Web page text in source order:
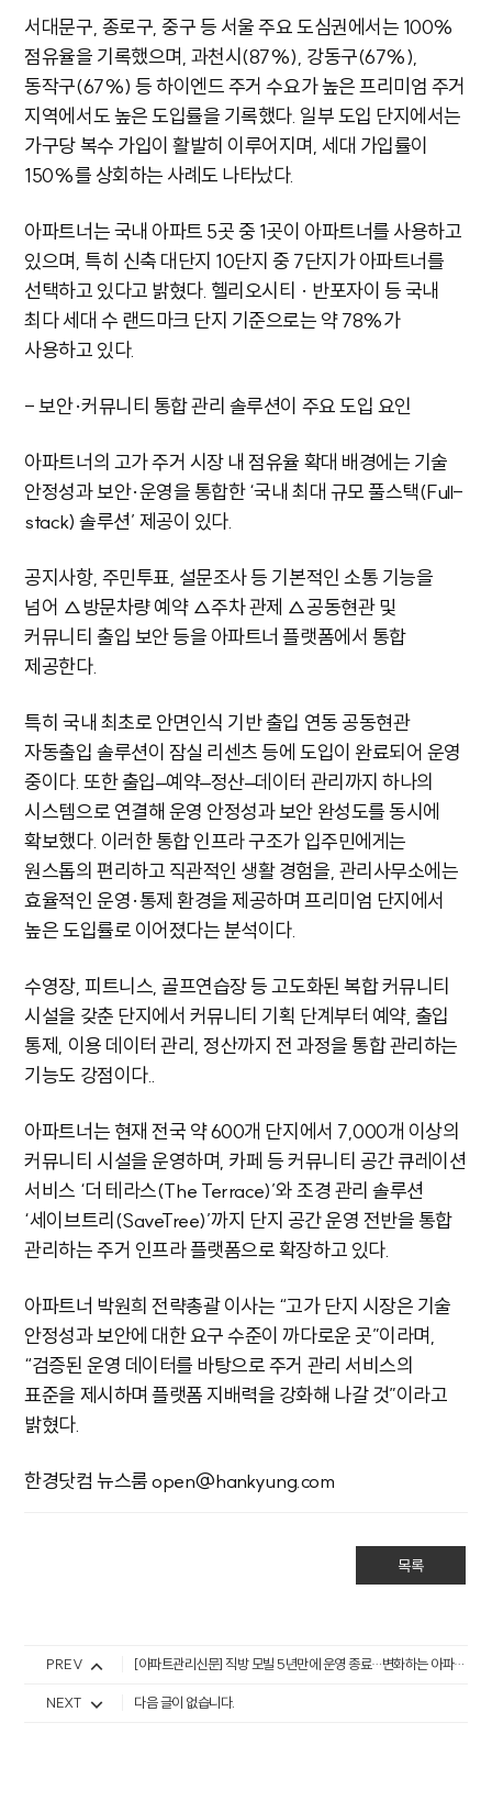
서대문구, 종로구, 중구 등 서울 주요 도심권에서는 100%
점유율을 기록했으며, 과천시(87%), 강동구(67%),
동작구(67%) 등 하이엔드 주거 수요가 높은 프리미엄 주거
지역에서도 높은 도입률을 기록했다. 일부 도입 단지에서는
가구당 복수 가입이 활발히 이루어지며, 세대 가입률이
150%를 상회하는 사례도 나타났다.
아파트너는 국내 아파트 5곳 중 1곳이 아파트너를 사용하고
있으며, 특히 신축 대단지 10단지 중 7단지가 아파트너를
선택하고 있다고 밝혔다. 헬리오시티 · 반포자이 등 국내
최다 세대 수 랜드마크 단지 기준으로는 약 78%가
사용하고 있다.
- 보안·커뮤니티 통합 관리 솔루션이 주요 도입 요인
아파트너의 고가 주거 시장 내 점유율 확대 배경에는 기술
안정성과 보안·운영을 통합한 ‘국내 최대 규모 풀스택(Full-
stack) 솔루션’ 제공이 있다.
공지사항, 주민투표, 설문조사 등 기본적인 소통 기능을
넘어 △방문차량 예약 △주차 관제 △공동현관 및
커뮤니티 출입 보안 등을 아파트너 플랫폼에서 통합
제공한다.
특히 국내 최초로 안면인식 기반 출입 연동 공동현관
자동출입 솔루션이 잠실 리센츠 등에 도입이 완료되어 운영
중이다. 또한 출입–예약–정산–데이터 관리까지 하나의
시스템으로 연결해 운영 안정성과 보안 완성도를 동시에
확보했다. 이러한 통합 인프라 구조가 입주민에게는
원스톱의 편리하고 직관적인 생활 경험을, 관리사무소에는
효율적인 운영·통제 환경을 제공하며 프리미엄 단지에서
높은 도입률로 이어졌다는 분석이다.
수영장, 피트니스, 골프연습장 등 고도화된 복합 커뮤니티
시설을 갖춘 단지에서 커뮤니티 기획 단계부터 예약, 출입
통제, 이용 데이터 관리, 정산까지 전 과정을 통합 관리하는
기능도 강점이다..
아파트너는 현재 전국 약 600개 단지에서 7,000개 이상의
커뮤니티 시설을 운영하며, 카페 등 커뮤니티 공간 큐레이션
서비스 ‘더 테라스(The Terrace)’와 조경 관리 솔루션
‘세이브트리(SaveTree)’까지 단지 공간 운영 전반을 통합
관리하는 주거 인프라 플랫폼으로 확장하고 있다.
아파트너 박원희 전략총괄 이사는 “고가 단지 시장은 기술
안정성과 보안에 대한 요구 수준이 까다로운 곳”이라며,
“검증된 운영 데이터를 바탕으로 주거 관리 서비스의
표준을 제시하며 플랫폼 지배력을 강화해 나갈 것”이라고
밝혔다.
한경닷컴 뉴스룸 open@hankyung.com
목록
PREV [아파트관리신문] 직방 모빌 5년만에 운영 종료…변화하는 아파트앱 시장
NEXT 다음 글이 없습니다.